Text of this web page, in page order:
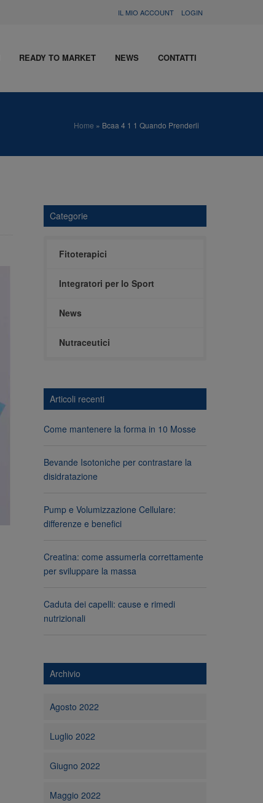
IL MIO ACCOUNT LOGIN
READY TO MARKET NEWS CONTATTI
Home » Bcaa 4 1 1 Quando Prenderli
Categorie
Fitoterapici
Integratori per lo Sport
News
Nutraceutici
Articoli recenti
Come mantenere la forma in 10 Mosse
Bevande Isotoniche per contrastare la
disidratazione
Pump e Volumizzazione Cellulare:
differenze e benefici
Creatina: come assumerla correttamente
per sviluppare la massa
Caduta dei capelli: cause e rimedi
nutrizionali
Archivio
Agosto 2022
Luglio 2022
Giugno 2022
Maggio 2022